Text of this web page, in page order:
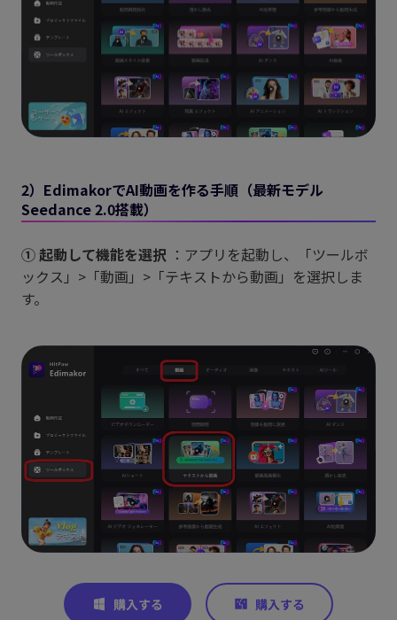
2）EdimakorでAI動画を作る手順（最新モデル
Seedance 2.0搭載）
① 起動して機能を選択 ：アプリを起動し、「ツールボ
ックス」>「動画」>「テキストから動画」を選択しま
す。